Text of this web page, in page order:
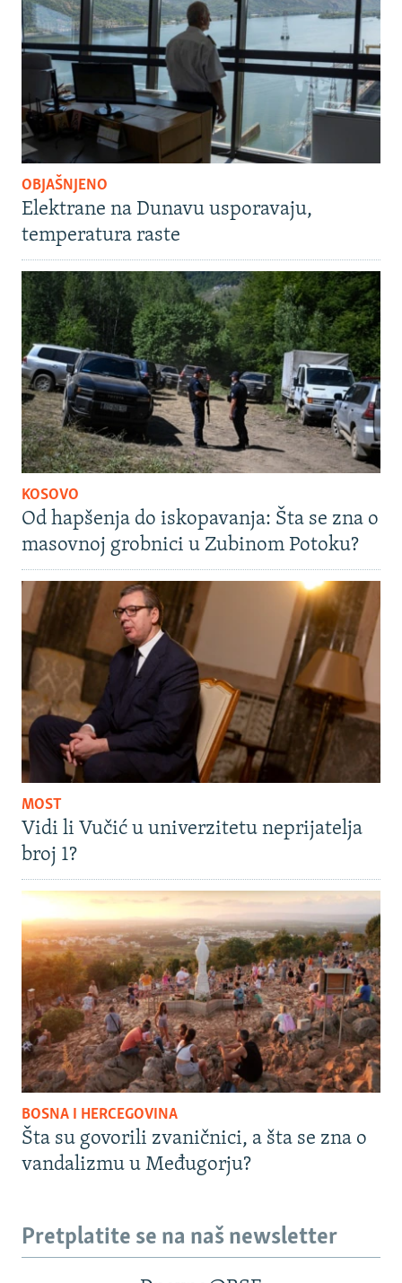
OBJAŠNJENO
Elektrane na Dunavu usporavaju,
temperatura raste
KOSOVO
Od hapšenja do iskopavanja: Šta se zna o
masovnoj grobnici u Zubinom Potoku?
MOST
Vidi li Vučić u univerzitetu neprijatelja
broj 1?
BOSNA I HERCEGOVINA
Šta su govorili zvaničnici, a šta se zna o
vandalizmu u Međugorju?
Pretplatite se na naš newsletter